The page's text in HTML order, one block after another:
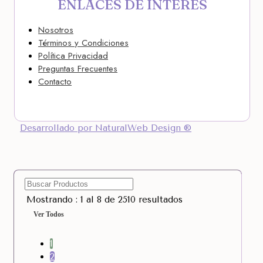
ENLACES DE INTERÉS
Nosotros
Términos y Condiciones
Política Privacidad
Preguntas Frecuentes
Contacto
Desarrollado por NaturalWeb Design ®
Mostrando : 1 al 8 de 2510 resultados
Ver Todos
1
2